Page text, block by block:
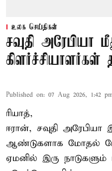
உலக செய்திகள்
சவுதி அரேபியா
கிளர்ச்சியாளர்கள்
Published on: 07 Aug 2026, 1:42
ரியாத்,
ஈரான், சவுதி அரேபியா
ஆண்டுகளாக மோதல்
ஏமனில் இரு